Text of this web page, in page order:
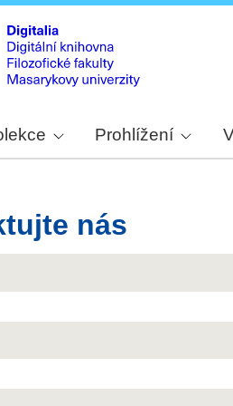
Prohlížení
nás